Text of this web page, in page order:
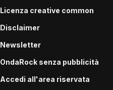
Licenza creative common
Disclaimer
Newsletter
OndaRock senza pubblicità
Accedi all'area riservata